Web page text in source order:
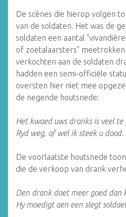
De scènes die hierop volgen
van de soldaten. Het was de
soldaten een aantal
of zoetalaarsters"
verkochten aan de soldaten
hadden een semi-officiële
oversten hier niet mee
de negende houtsnede:
Het kwaed uws dranks is veel te
Ryd weg, of wel ik steek u dood.
De voorlaatste houtsnede
die de verkoop van drank
Den drank doet meer goed dan
Hy moedigt aen een slegt